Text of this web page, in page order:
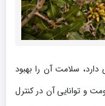
سلامت آن را بهبود
و توانایی آن در کنترل